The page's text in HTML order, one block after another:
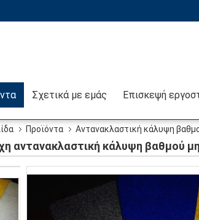
Σχετικά με εμάς
Προϊόντα Αντανακλαστική κάλυψη
αντανακλαστική κάλυψη βαθμού